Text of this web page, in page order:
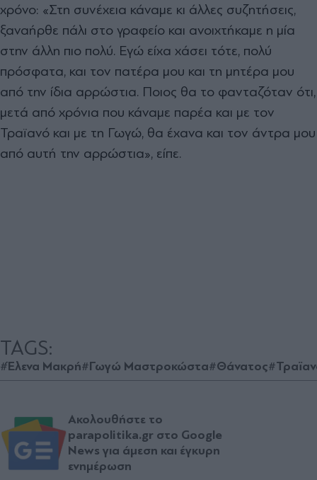
χρόνο: «Στη συνέχεια κάναμε κι άλλες συζητήσεις,
ξαναήρθε πάλι στο γραφείο και ανοιχτήκαμε η μία
στην άλλη πιο πολύ. Εγώ είχα χάσει τότε, πολύ
πρόσφατα, και τον πατέρα μου και τη μητέρα μου
από την ίδια αρρώστια. Ποιος θα το φανταζόταν ότι,
μετά από χρόνια που κάναμε παρέα και με τον
Τραϊανό και με τη Γωγώ, θα έχανα και τον άντρα μου
από αυτή την αρρώστια», είπε.
TAGS:
#Έλενα Μακρή#Γωγώ Μαστροκώστα#Θάνατος
Ακολουθήστε το
parapolitika.gr στο Google
News για άμεση και έγκυρη
ενημέρωση